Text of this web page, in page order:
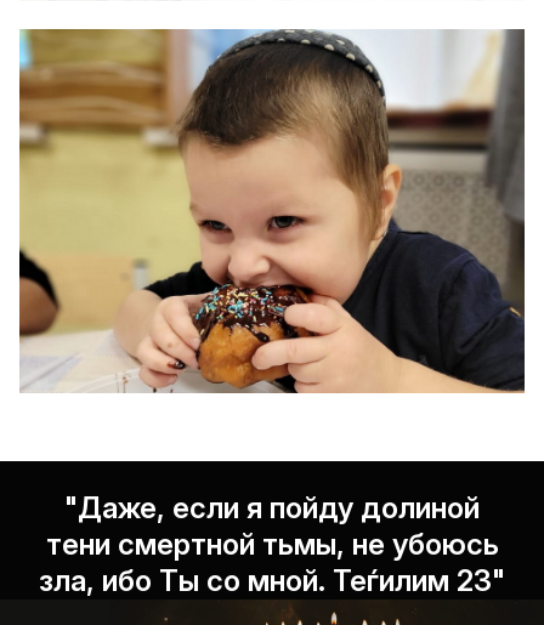
"Даже, если я пойду долиной
тени смертной тьмы, не убоюсь
зла, ибо Ты со мной. Теѓилим 23"